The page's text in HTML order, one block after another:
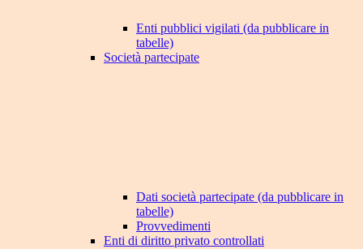
Enti pubblici vigilati (da pubblicare in
tabelle)
Società partecipate
Dati società partecipate (da pubblicare in
tabelle)
Provvedimenti
Enti di diritto privato controllati